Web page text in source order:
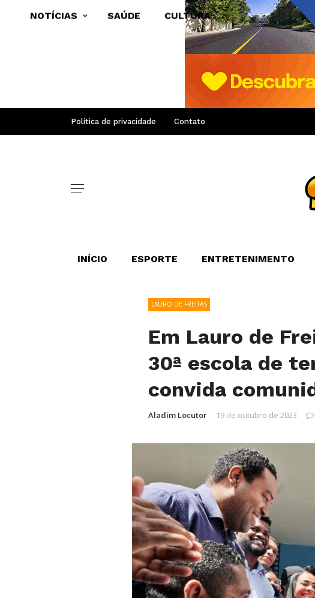
Política de privacidade Contato
INÍCIO ESPORTE ENTRETENIMENTO
NOTÍCIAS SAÚDE CULTURA
LAURO DE FREITAS
Em Lauro de
30ª escola de
convida
Aladim Locutor 19 de outubro de 2023